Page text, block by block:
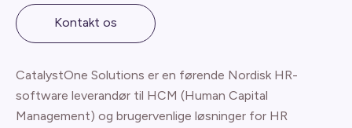
Kontakt os
CatalystOne Solutions er en førende Nordisk HR-
software leverandør til HCM (Human Capital
Management) og brugervenlige løsninger for HR